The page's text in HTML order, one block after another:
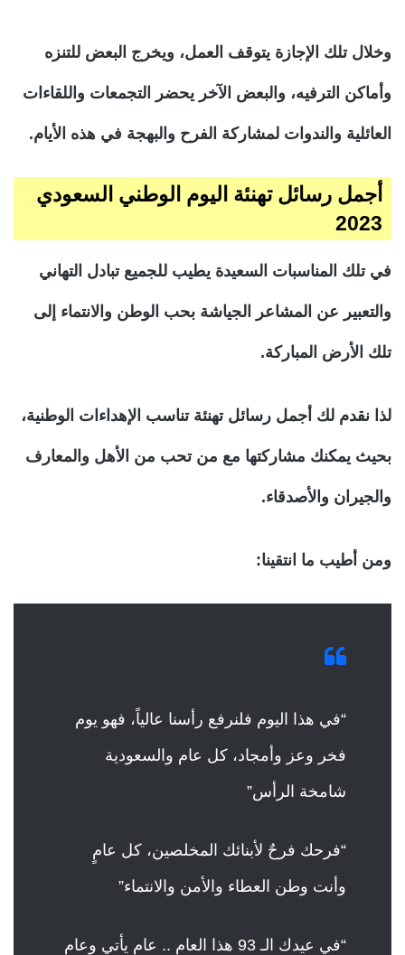
وخلال تلك الإجازة يتوقف العمل، ويخرج البعض للتنزه
وأماكن الترفيه، والبعض الآخر يحضر التجمعات واللقاءات
العائلية والندوات لمشاركة الفرح والبهجة في هذه الأيام.
أجمل رسائل تهنئة اليوم الوطني السعودي
2023
في تلك المناسبات السعيدة يطيب للجميع تبادل التهاني
والتعبير عن المشاعر الجياشة بحب الوطن والانتماء إلى
تلك الأرض المباركة.
لذا نقدم لك أجمل رسائل تهنئة تناسب الإهداءات الوطنية،
بحيث يمكنك مشاركتها مع من تحب من الأهل والمعارف
والجيران والأصدقاء.
ومن أطيب ما انتقينا:
“في هذا اليوم فلنرفع رأسنا عالياً، فهو يوم
فخر وعز وأمجاد، كل عام والسعودية
شامخة الرأس”
“فرحك فرحٌ لأبنائك المخلصين، كل عامٍ
وأنت وطن العطاء والأمن والانتماء”
“في عيدك الـ 93 هذا العام .. عام يأتي وعام